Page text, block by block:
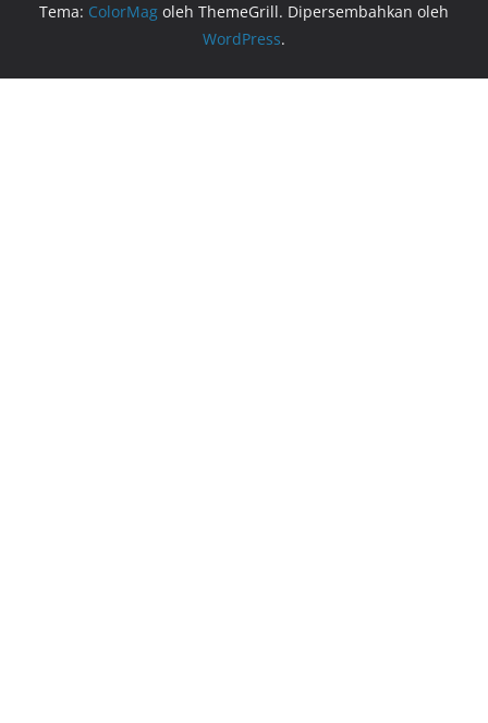
Tema: ColorMag oleh ThemeGrill. Dipersembahkan oleh
WordPress.